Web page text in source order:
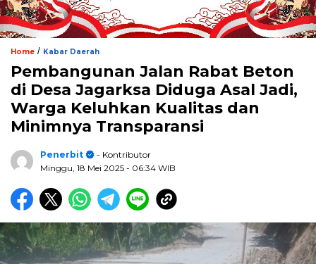
Home / Kabar Daerah
Pembangunan Jalan Rabat Beton
di Desa Jagarksa Diduga Asal Jadi,
Warga Keluhkan Kualitas dan
Minimnya Transparansi
Penerbit
- Kontributor
Minggu, 18 Mei 2025 - 06:34 WIB